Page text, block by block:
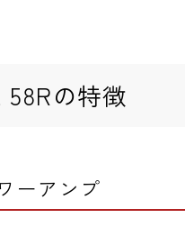
の特徴
ーアンプ